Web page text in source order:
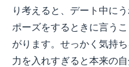
り考えると、デート中に
ポーズをするときに言う
がります。せっかく気持
力を入れすぎると本来の